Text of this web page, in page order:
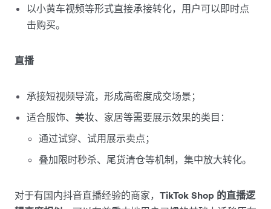
以小黄车视频等形式直接承接转化，用户可以即时点
击购买。
直播
承接短视频导流，形成高密度成交场景；
适合服饰、美妆、家居等需要展示效果的类目：
通过试穿、试用展示卖点；
叠加限时秒杀、尾货清仓等机制，集中放大转化。
对于有国内抖音直播经验的商家， TikTok Shop 的直播逻